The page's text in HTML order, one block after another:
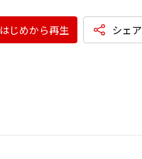
はじめから再生 シェア